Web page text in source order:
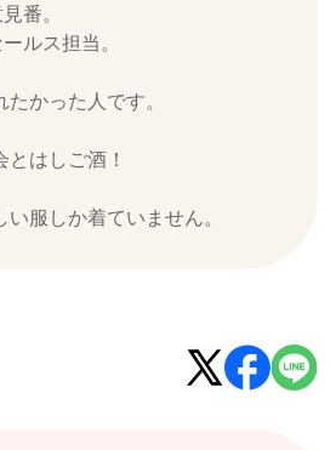
番。
ルス担当。
かった人です。
はしご酒！
服しか着ていません。